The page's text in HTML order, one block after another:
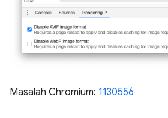
Masalah Chromium: 1130556